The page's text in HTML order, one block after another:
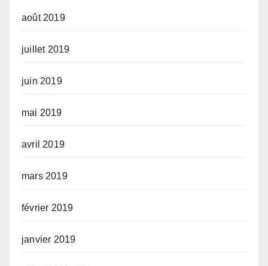
août 2019
juillet 2019
juin 2019
mai 2019
avril 2019
mars 2019
février 2019
janvier 2019